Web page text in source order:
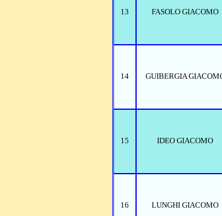
13 FASOLO GIACOMO
14 GUIBERGIA
15 IDEO GIACOMO
16 LUNGHI GIACOMO